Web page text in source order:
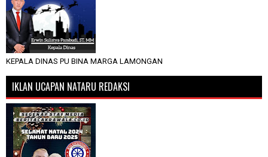
KEPALA DINAS PU BINA MARGA LAMONGAN
IKLAN UCAPAN NATARU REDAKSI